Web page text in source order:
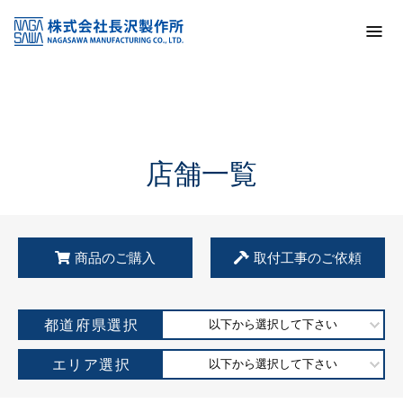
KSS加盟店・取扱店情報
店舗一覧
店舗一覧
商品のご購入 取付工事のご依頼
都道府県選択 以下から選択して下さい
エリア選択 以下から選択して下さい